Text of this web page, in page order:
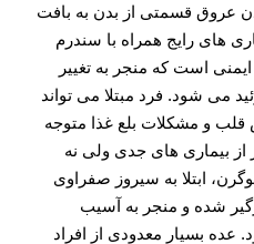
عروق قسمتی از بدن به بافت
های رایج همراه با سندرم
ایمنی است که منجر به تغییر
می شود. فرد مبتلا می تواند
قلب و مشکلات بلع غذا متوجه
از بیماری های جدی ولی نه
ابتلا به سیروز صفراوی
شده و منجر به آسیب
بسیار معدودی از افراد